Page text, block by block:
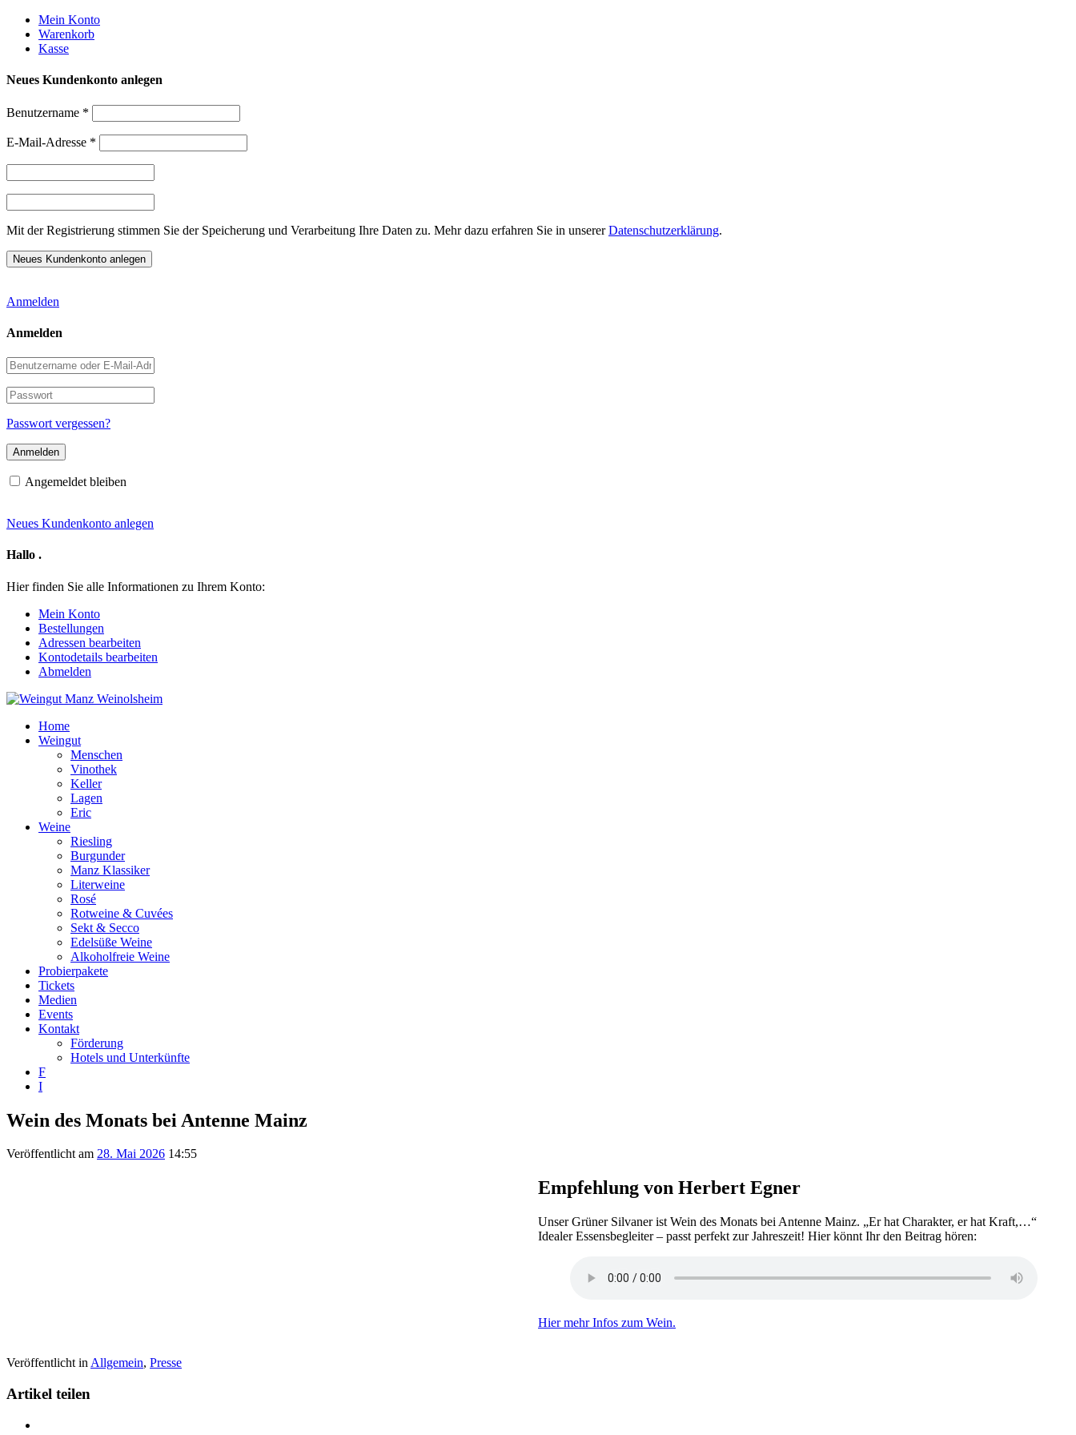
Weiter
zum
Inhalt
Mein Konto
Warenkorb
Kasse
Neues Kundenkonto anlegen
Benutzername *
E-Mail-Adresse *
Mit der Registrierung stimmen Sie der Speicherung und Verarbeitung Ihre Daten zu. Mehr dazu erfahren Sie in unsererDatenschutzerklärung.
Anmelden
Anmelden
Benutzername
oder
E-
Mail-
Adresse
Passwort
Passwort vergessen?
Angemeldet bleiben
Neues Kundenkonto anlegen
Hallo .
Hier finden Sie alle Informationen zu Ihrem Konto:
Mein Konto
Bestellungen
Adressen bearbeiten
Kontodetails bearbeiten
Abmelden
Home
Weingut
Menschen
Vinothek
Keller
Lagen
Eric
Weine
Riesling
Burgunder
Manz Klassiker
Literweine
Rosé
Rotweine & Cuvées
Sekt & Secco
Edelsüße Weine
Alkoholfreie Weine
Probierpakete
Tickets
Medien
Events
Kontakt
Förderung
Hotels und Unterkünfte
F
I
Wein des Monats bei Antenne Mainz
Veröffentlicht am 28. Mai 2026 14:55
Empfehlung von Herbert Egner
Unser Grüner Silvaner ist Wein des Monats bei Antenne Mainz. „Er hat Charakter, er hat Kraft,…“
Idealer Essensbegleiter – passt perfekt zur Jahreszeit! Hier könnt Ihr den Beitrag hören:
Hier mehr Infos zum Wein.
Veröffentlicht in Allgemein, Presse
Artikel teilen